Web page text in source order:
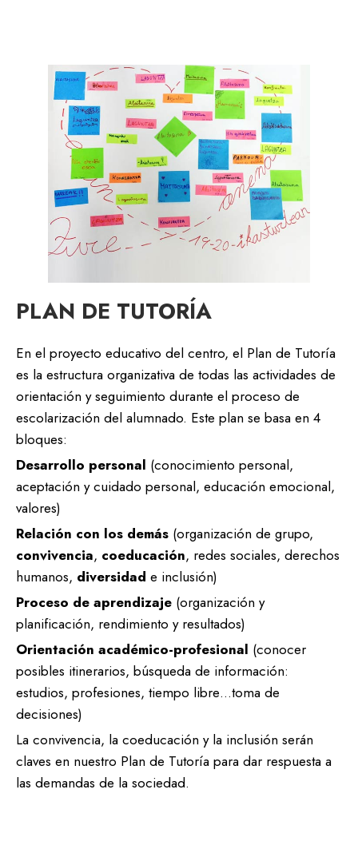
PLAN DE TUTORÍA
En el proyecto educativo del centro, el Plan de Tutoría
es la estructura organizativa de todas las actividades de
orientación y seguimiento durante el proceso de
escolarización del alumnado. Este plan se basa en 4
bloques:
Desarrollo personal (conocimiento personal,
aceptación y cuidado personal, educación emocional,
valores)
Relación con los demás (organización de grupo,
convivencia, coeducación, redes sociales, derechos
humanos, diversidad e inclusión)
Proceso de aprendizaje (organización y
planificación, rendimiento y resultados)
Orientación académico-profesional (conocer
posibles itinerarios, búsqueda de información:
estudios, profesiones, tiempo libre…toma de
decisiones)
La convivencia, la coeducación y la inclusión serán
claves en nuestro Plan de Tutoría para dar respuesta a
las demandas de la sociedad.